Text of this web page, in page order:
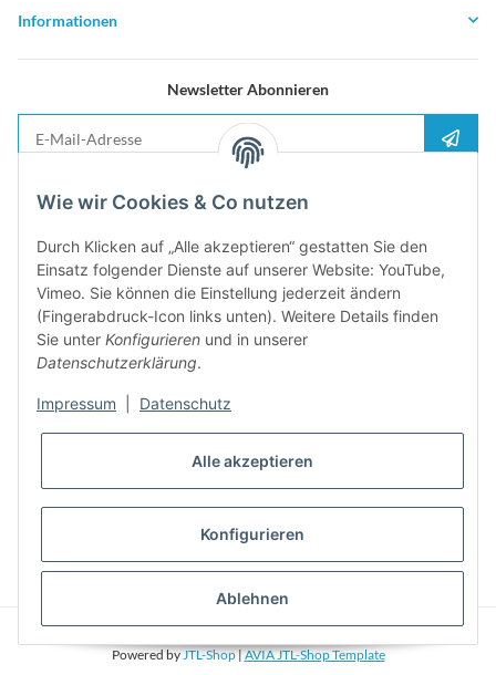
Wie wir Cookies & Co nutzen
Durch Klicken auf „Alle akzeptieren“ gestatten Sie den
Einsatz folgender Dienste auf unserer Website: YouTube,
Vimeo. Sie können die Einstellung jederzeit ändern
(Fingerabdruck-Icon links unten). Weitere Details finden
Sie unter Konfigurieren und in unserer
Datenschutzerklärung.
Impressum Datenschutz
Alle akzeptieren
Konfigurieren
Ablehnen
Informationen
Newsletter Abonnieren
Bitte senden Sie mir entsprechend Ihrer
jederzeit widerruflich Informationen zu Ihrem Produktsortiment per E-Mail zu.
Newsletter abonieren und5%Rabatt-Guschein erhalten. Für Ihren
nächsten Einkauf. Den Gutschein erhalten Sie per Email nach der
erfolgreichen Bestätigung Ihrer Email-Adresse
* Alle Preise inkl. gesetzlicher USt., zzgl.Versand
Powered byJTL-Shop|AVIA JTL-Shop Template